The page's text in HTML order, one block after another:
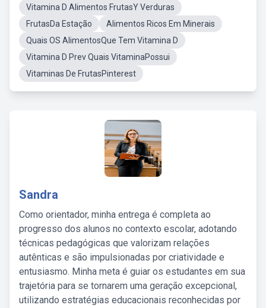
Vitamina D Alimentos FrutasY Verduras
FrutasDa Estação
Alimentos Ricos Em Minerais
Quais OS AlimentosQue Tem Vitamina D
Vitamina D Prev Quais VitaminaPossui
Vitaminas De FrutasPinterest
Sandra
Como orientador, minha entrega é completa ao
progresso dos alunos no contexto escolar, adotando
técnicas pedagógicas que valorizam relações
autênticas e são impulsionadas por criatividade e
entusiasmo. Minha meta é guiar os estudantes em sua
trajetória para se tornarem uma geração excepcional,
utilizando estratégias educacionais reconhecidas por